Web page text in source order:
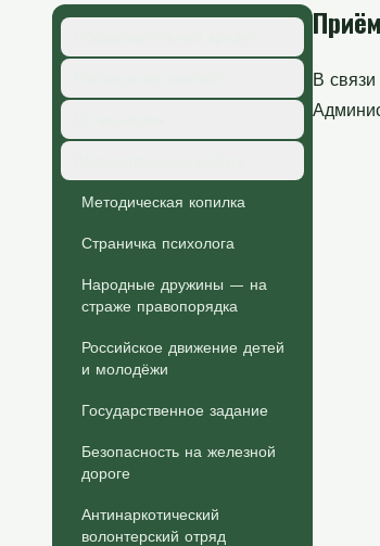
Методическая копилка
Страничка психолога
Народные дружины — на
страже правопорядка
Российское движение детей
и молодёжи
Государственное задание
Безопасность на железной
дороге
Антинаркотический
волонтерский отряд
В